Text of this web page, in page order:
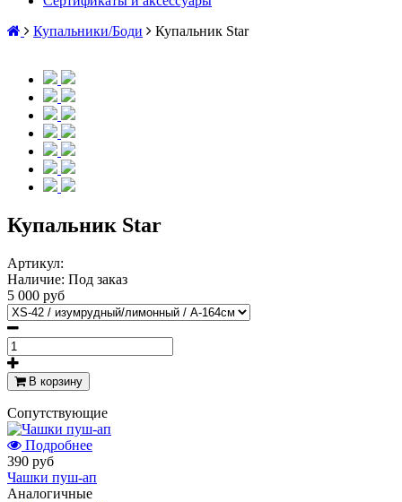
Купальники/Боди
Купальник Star
Купальник Star
Артикул:
Наличие: Под заказ
5 000 руб
В корзину
Cопутствующие
Подробнее
390 руб
Чашки пуш-ап
Аналогичные